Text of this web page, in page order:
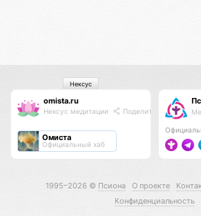
omista.ru
Нексус медитации Поделиться
Омиста
Официальный хаб
Нексус
1995–2026 © Псиона О проекте
Конфиденциальность